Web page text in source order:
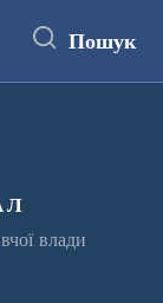
Пошук
влади